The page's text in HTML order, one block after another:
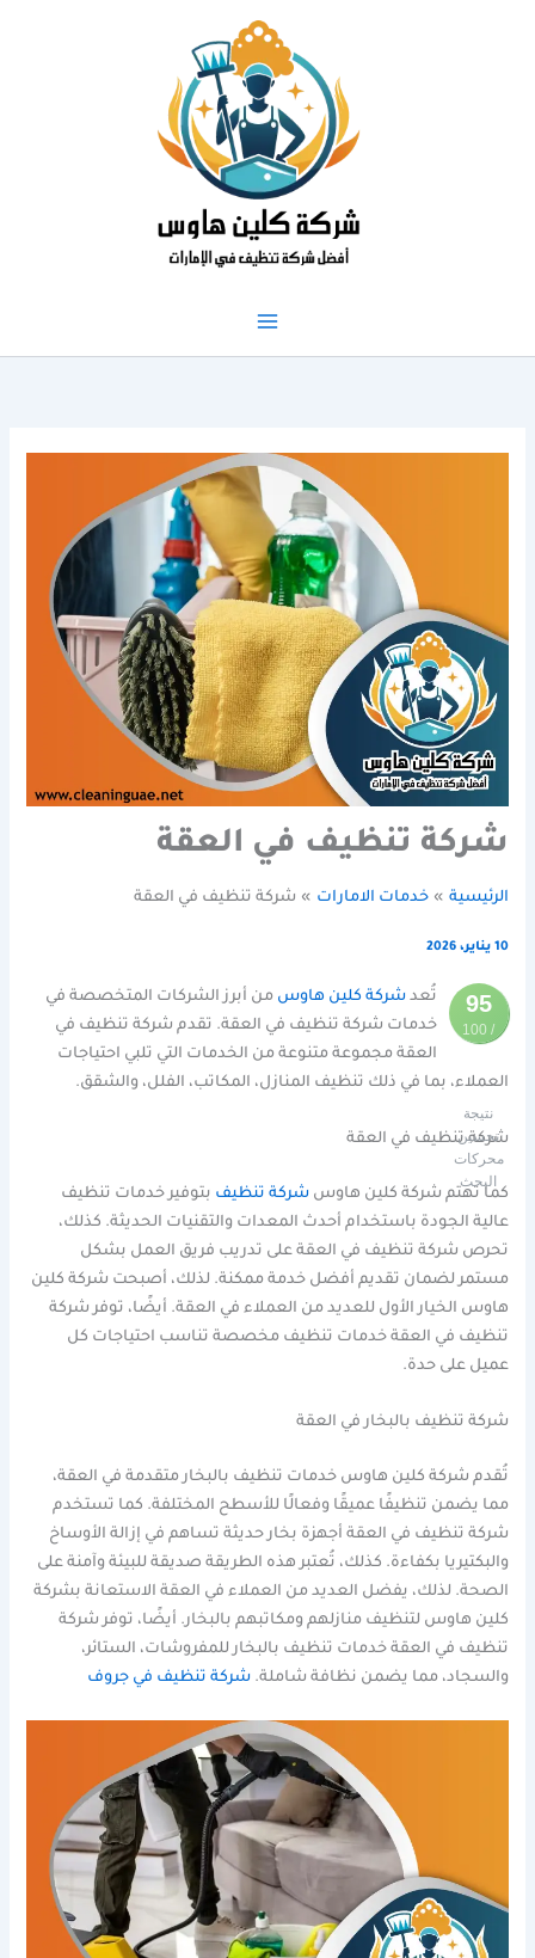
شركة تنظيف في العقة
الرئيسية خدمات الامارات شركة تنظيف في العقة
10 يناير، 2026
95
/ 100
نتيجة
تحسين
محركات
البحث
تُعدشركة كلين هاوس من أبرز الشركات المتخصصة في
خدمات شركة تنظيف في العقة. تقدم شركة تنظيف في
العقة مجموعة متنوعة من الخدمات التي تلبي احتياجات
العملاء، بما في ذلك تنظيف المنازل، المكاتب، الفلل، والشقق.
شركة تنظيف في العقة
كما تهتم شركة كلين هاوسشركة تنظيف بتوفير خدمات تنظيف
عالية الجودة باستخدام أحدث المعدات والتقنيات الحديثة. كذلك،
تحرص شركة تنظيف في العقة على تدريب فريق العمل بشكل
مستمر لضمان تقديم أفضل خدمة ممكنة. لذلك، أصبحت شركة كلين
هاوس الخيار الأول للعديد من العملاء في العقة. أيضًا، توفر شركة
تنظيف في العقة خدمات تنظيف مخصصة تناسب احتياجات كل
عميل على حدة.
شركة تنظيف بالبخار في العقة
تُقدم شركة كلين هاوس خدمات تنظيف بالبخار متقدمة في العقة،
مما يضمن تنظيفًا عميقًا وفعالًا للأسطح المختلفة. كما تستخدم
شركة تنظيف في العقة أجهزة بخار حديثة تساهم في إزالة الأوساخ
والبكتيريا بكفاءة. كذلك، تُعتبر هذه الطريقة صديقة للبيئة وآمنة على
الصحة. لذلك، يفضل العديد من العملاء في العقة الاستعانة بشركة
كلين هاوس لتنظيف منازلهم ومكاتبهم بالبخار. أيضًا، توفر شركة
تنظيف في العقة خدمات تنظيف بالبخار للمفروشات، الستائر،
والسجاد، مما يضمن نظافة شاملة.شركة تنظيف في جروف